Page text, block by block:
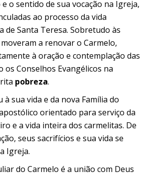
o sentido de sua vocação na Igreja,
ao processo da vida
de Santa Teresa. Sobretudo às
a renovar o Carmelo,
à oração e contemplação das
os Conselhos Evangélicos na
pobreza.
sua vida e da nova Família do
orientado para serviço da
e a vida inteira dos carmelitas. De
seus sacrifícios e sua vida se
Igreja.
do Carmelo é a união com Deus